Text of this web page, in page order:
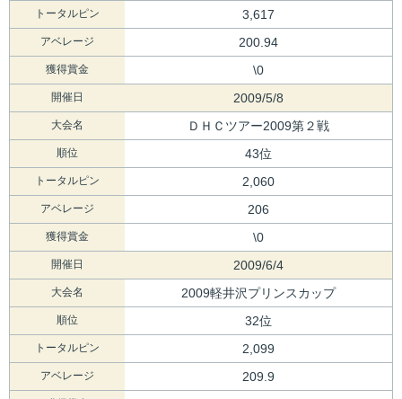
トータルピン 3,617
アベレージ 200.94
獲得賞金 \0
開催日 2009/5/8
大会名 ＤＨＣツアー2009第２戦
順位 43位
トータルピン 2,060
アベレージ 206
獲得賞金 \0
開催日 2009/6/4
大会名 2009軽井沢プリンスカップ
順位 32位
トータルピン 2,099
アベレージ 209.9